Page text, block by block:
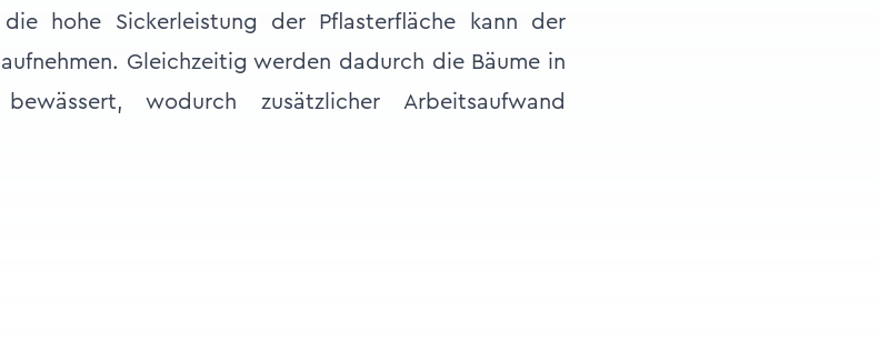
die hohe Sickerleistung der Pflasterfläche kann der
Gleichzeitig werden dadurch die Bäume in
wodurch zusätzlicher Arbeitsaufwand